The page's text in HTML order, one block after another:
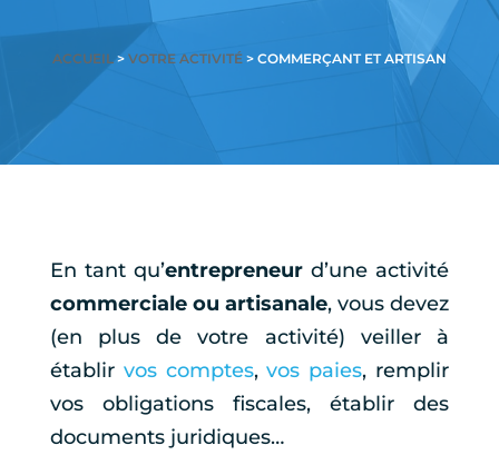
ACCUEIL> VOTRE ACTIVITÉ> COMMERÇANT ET ARTISAN
En tant qu’entrepreneur d’une activité
commerciale ou artisanale, vous devez
(en plus de votre activité) veiller à
établir vos comptes,vos paies, remplir
vos obligations fiscales, établir des
documents juridiques…